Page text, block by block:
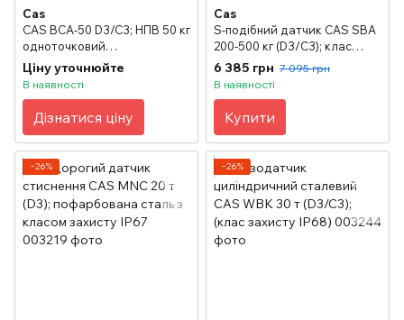
Cas
CAS BCA-50 D3/C3; НПВ 50 кг
одноточковий
тензометричний датчик
Ціну уточнюйте
В наявності
Дізнатися ціну
Cas
S-подібний датчик CAS SBA
200-500 кг (D3/С3); клас
захисту IP65
6 385 грн 7 095 грн
В наявності
Купити
−26% −26%